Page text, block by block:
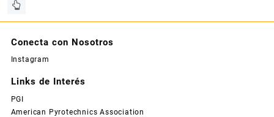
Conecta con Nosotros
Instagram
Links de Interés
PGI
American Pyrotechnics Association